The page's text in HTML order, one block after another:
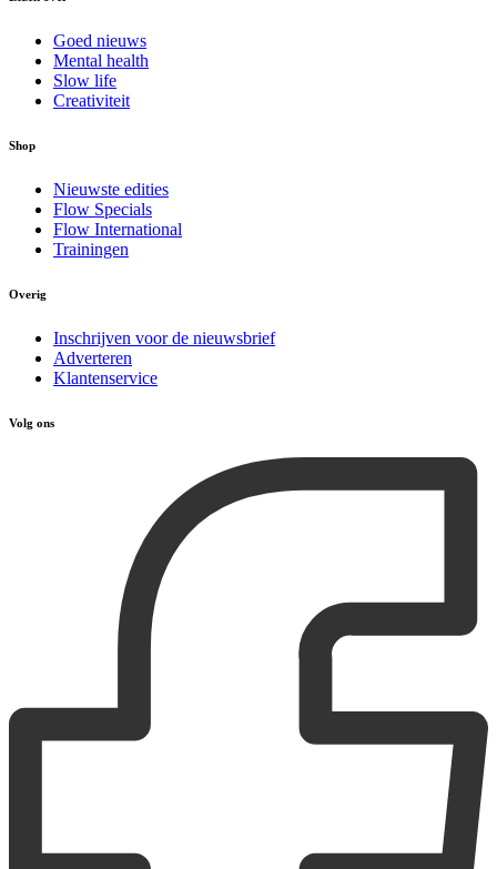
Goed nieuws
Mental health
Slow life
Creativiteit
Shop
Nieuwste edities
Flow Specials
Flow International
Trainingen
Overig
Inschrijven voor de nieuwsbrief
Adverteren
Klantenservice
Volg ons